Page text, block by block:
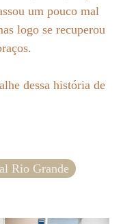
um pouco mal
logo se recuperou
dessa história de
Rio Grande